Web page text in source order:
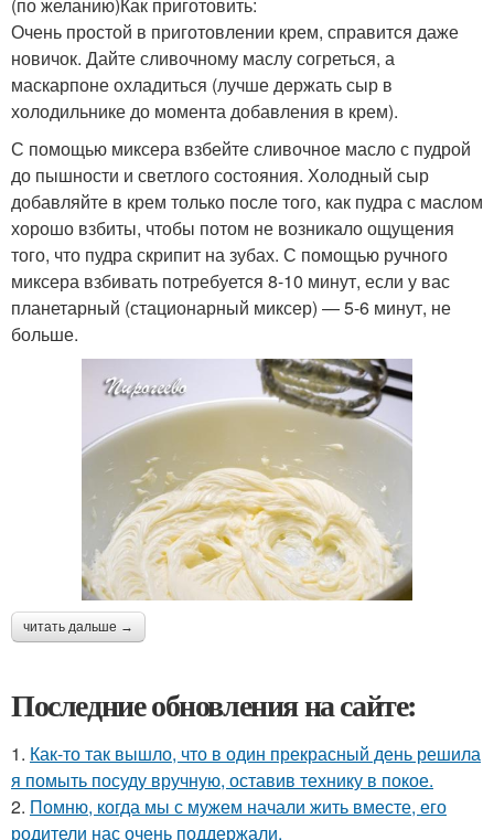
Очень простой в приготовлении крем, справится даже
новичок. Дайте сливочному маслу согреться, а
маскарпоне охладиться (лучше держать сыр в
холодильнике до момента добавления в крем).
С помощью миксера взбейте сливочное масло с пудрой
до пышности и светлого состояния. Холодный сыр
добавляйте в крем только после того, как пудра с маслом
хорошо взбиты, чтобы потом не возникало ощущения
того, что пудра скрипит на зубах. С помощью ручного
миксера взбивать потребуется 8-10 минут, если у вас
планетарный (стационарный миксер) — 5-6 минут, не
больше.
читать дальше →
Последние обновления на сайте:
1. Как-то так вышло, что в один прекрасный день решила
я помыть посуду вручную, оставив технику в покое.
2. Помню, когда мы с мужем начали жить вместе, его
родители нас очень поддержали.